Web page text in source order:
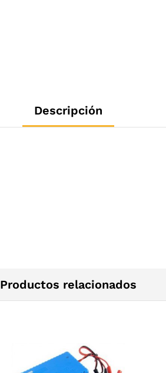
Descripción
Productos relacionados